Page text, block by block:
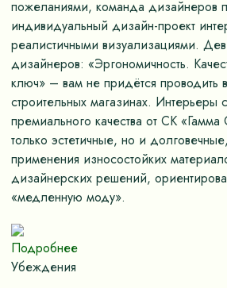
пожеланиями, команда дизайнеров
индивидуальный дизайн-проект
реалистичными визуализациями.
дизайнеров: «Эргономичность.
ключ» – вам не придётся проводить
строительных магазинах. Интерьеры
премиального качества от СК «Гамма
только эстетичные, но и
применения износостойких
дизайнерских решений,
«медленную моду».
Подробнее
Убеждения